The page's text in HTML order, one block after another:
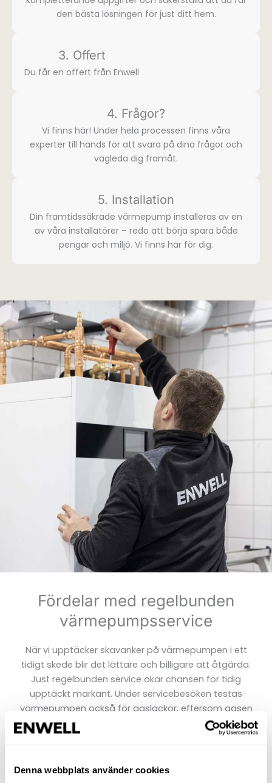
Denna webbplats använder cookies
den bästa lösningen för just ditt hem.
3. Offert
Du får en offert från Enwell
4. Frågor?
Vi finns här! Under hela processen finns våra
experter till hands för att svara på dina frågor och
vägleda dig framåt.
5. Installation
Din framtidssäkrade värmepump installeras av en
av våra installatörer – redo att börja spara både
pengar och miljö. Vi finns här för dig.​
Fördelar med regelbunden
värmepumpsservice
När vi upptäcker skavanker på värmepumpen i ett
tidigt skede blir det lättare och billigare att åtgärda.
Just regelbunden service ökar chansen för tidig
upptäckt markant. Under servicebesöken testas
värmepumpen också för gasläckor, eftersom gasen
varken syns eller luktar krävs det specialinstrument
för att testa och upptäcka läckage. Livslängden på
rengöringen, en ren pump behöver inte jobba lika